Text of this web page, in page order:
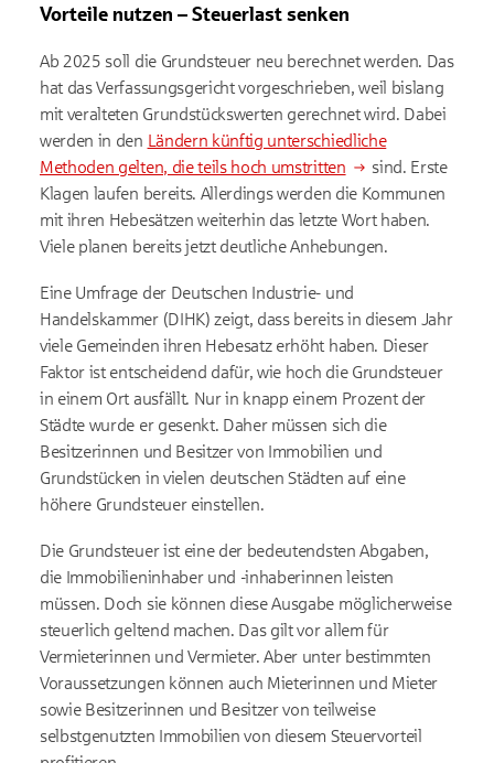
Vorteile nutzen – Steuerlast senken
Ab 2025 soll die Grundsteuer neu berechnet werden. Das
hat das Verfassungsgericht vorgeschrieben, weil bislang
mit veralteten Grundstückswerten gerechnet wird. Dabei
werden in den Ländern künftig unterschiedliche
Methoden gelten, die teils hoch umstritten
sind. Erste
Klagen laufen bereits. Allerdings werden die Kommunen
mit ihren Hebesätzen weiterhin das letzte Wort haben.
Viele planen bereits jetzt deutliche Anhebungen.
Eine Umfrage der Deutschen Industrie- und
Handelskammer (DIHK) zeigt, dass bereits in diesem Jahr
viele Gemeinden ihren Hebesatz erhöht haben. Dieser
Faktor ist entscheidend dafür, wie hoch die Grundsteuer
in einem Ort ausfällt. Nur in knapp einem Prozent der
Städte wurde er gesenkt. Daher müssen sich die
Besitzerinnen und Besitzer von Immobilien und
Grundstücken in vielen deutschen Städten auf eine
höhere Grundsteuer einstellen.
Die Grundsteuer ist eine der bedeutendsten Abgaben,
die Immobilieninhaber und -inhaberinnen leisten
müssen. Doch sie können diese Ausgabe möglicherweise
steuerlich geltend machen. Das gilt vor allem für
Vermieterinnen und Vermieter. Aber unter bestimmten
Voraussetzungen können auch Mieterinnen und Mieter
sowie Besitzerinnen und Besitzer von teilweise
selbstgenutzten Immobilien von diesem Steuervorteil